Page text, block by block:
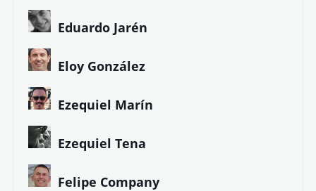
Eduardo Jarén
Eloy González
Ezequiel Marín
Ezequiel Tena
Felipe Company